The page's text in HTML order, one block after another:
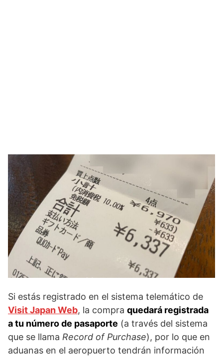
Si estás registrado en el sistema telemático de
Visit Japan Web, la compra quedará registrada
a tu número de pasaporte (a través del sistema
que se llama Record of Purchase), por lo que en
aduanas en el aeropuerto tendrán información